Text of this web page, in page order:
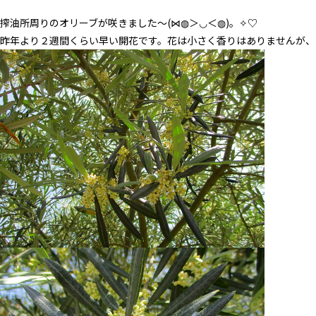
搾油所周りのオリーブが咲きました～(⋈◍＞◡＜◍)。✧♡
昨年より２週間くらい早い開花です。花は小さく香りはありませんが